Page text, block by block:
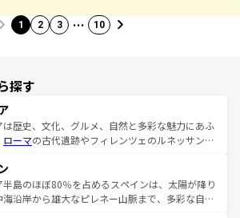
1 2 3 … 10
探す
は歴史、文化、グルメ、自然と多彩な魅力にあふ
ローマの古代遺跡やフィレンツェのルネッサンス
スカーナの美しい田園風景やアマルフィ海岸の絶
自然景観も見逃せない。観光の合間には、本場の
スタなど、絶品のイタリア料理を堪能することも
半島のほぼ80％を占めるスペインは、太陽が降り
海沿岸から雄大なピレネー山脈まで、多彩な自然